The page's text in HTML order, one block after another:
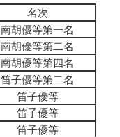
名次
南胡優等第一名
南胡優等第二名
南胡優等第四名
笛子優等第二名
笛子優等
笛子優等
笛子優等